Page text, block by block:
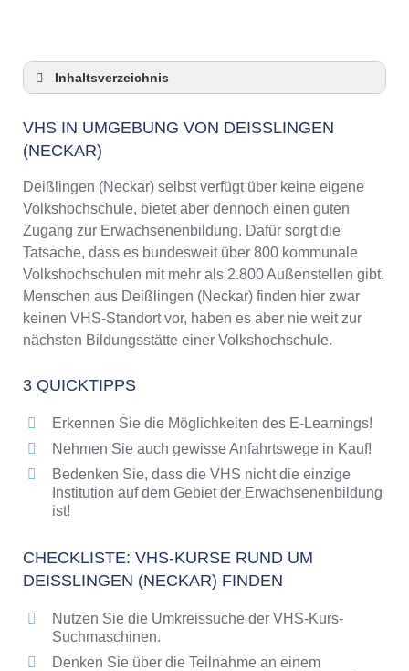
Inhaltsverzeichnis
3 Quicktipps
Checkliste: VHS-Kurse rund um Deißlingen
Keine VHS in Deißlingen (Neckar)
Online-Kurse: Pro und Contra
Online-Kurse als alternative Angebote zu
VHS-Kursen
Die VHS als Inbegriff der Erwachsenenbildung
Das bundesweite Netzwerk der
Volkshochschulen
Checkliste: So erkennen Sie gute
VHS IN UMGEBUNG VON DEISSLINGEN (
NECKAR)
Deißlingen (Neckar) selbst verfügt über keine eigene
Volkshochschule, bietet aber dennoch einen guten
Zugang zur Erwachsenenbildung. Dafür sorgt die
Tatsache, dass es bundesweit über 800 kommunale
Volkshochschulen mit mehr als 2.800 Außenstellen gibt.
Menschen aus Deißlingen (Neckar) finden hier zwar
keinen VHS-Standort vor, haben es aber nie weit zur
nächsten Bildungsstätte einer Volkshochschule.
3 QUICKTIPPS
Erkennen Sie die Möglichkeiten des E-Learnings!
Nehmen Sie auch gewisse Anfahrtswege in Kauf!
Bedenken Sie, dass die VHS nicht die einzige
Institution auf dem Gebiet der Erwachsenenbildung
ist!
CHECKLISTE: VHS-KURSE RUND UM
DEISSLINGEN (NECKAR) FINDEN
Nutzen Sie die Umkreissuche der VHS-Kurs-
Suchmaschinen.
Denken Sie über die Teilnahme an einem